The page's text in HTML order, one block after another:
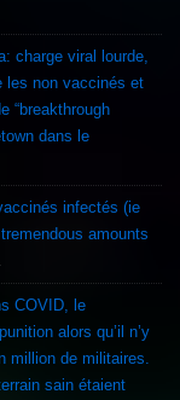
charge viral lourde,
les non vaccinés et
“breakthrough
dans le
infectés (ie
amounts
COVID, le
alors qu’il n’y
million de militaires.
sain étaient